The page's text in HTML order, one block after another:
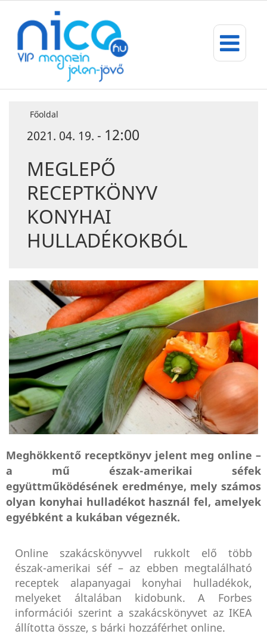
Főoldal
2021. 04. 19. - 12:00
MEGLEPŐ
RECEPTKÖNYV
KONYHAI
HULLADÉKOKBÓL
Meghökkentő receptkönyv jelent meg online –
a mű észak-amerikai séfek
együttműködésének eredménye, mely számos
olyan konyhai hulladékot használ fel, amelyek
egyébként a kukában végeznék.
Online szakácskönyvvel rukkolt elő több
észak-amerikai séf – az ebben megtalálható
receptek alapanyagai konyhai hulladékok,
melyeket általában kidobunk. A Forbes
információi szerint a szakácskönyvet az IKEA
állította össze, s bárki hozzáférhet online.